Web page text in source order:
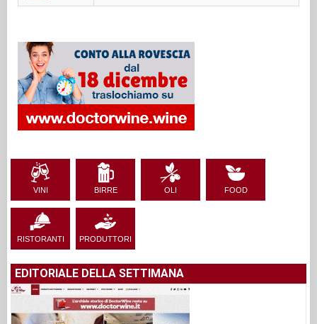
VINI BIRRE OLI FOOD
RISTORANTI PRODUTTORI
EDITORIALE DELLA SETTIMANA